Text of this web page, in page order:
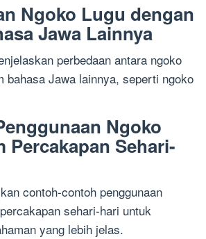
Ngoko Lugu dengan
Jawa Lainnya
perbedaan antara ngoko
bahasa Jawa lainnya, seperti ngoko
Ngoko
Percakapan Sehari-
contoh-contoh penggunaan
sehari-hari untuk
yang lebih jelas.